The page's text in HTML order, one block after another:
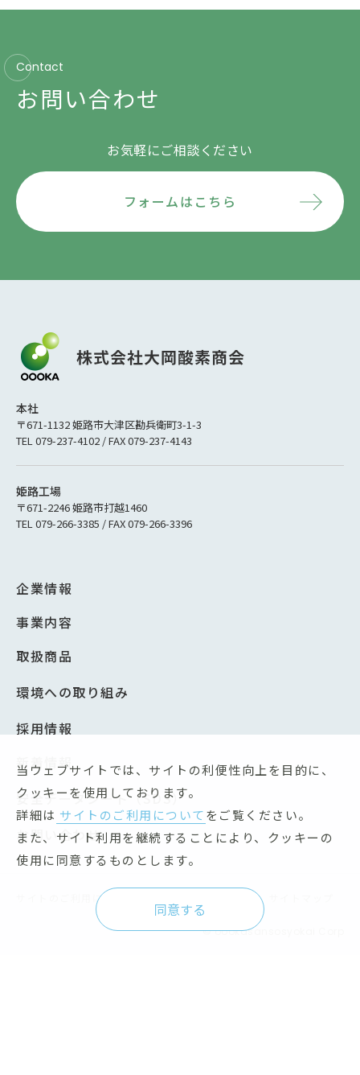
Contact
お問い合わせ
お気軽にご相談ください
フォームはこちら
本社
〒671-1132 姫路市大津区勘兵衛町3-1-3
TEL 079-237-4102 / FAX 079-237-4143
姫路工場
〒671-2246 姫路市打越1460
TEL 079-266-3385 / FAX 079-266-3396
企業情報
事業内容
取扱商品
環境への取り組み
採用情報
新着情報
安全データシート（SDS）
お問い合わせ
サイトのご利用について
© oookasansosyokai Corp
当ウェブサイトでは、サイトの利便性向上を目的に、
クッキーを使用しております。
詳細は サイトのご利用についてをご覧ください。
また、サイト利用を継続することにより、クッキーの
使用に同意するものとします。
同意する